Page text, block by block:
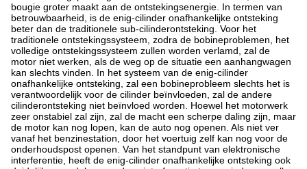
bougie groter maakt aan de ontstekingsenergie. In termen van
betrouwbaarheid, is de enig-cilinder onafhankelijke ontsteking
beter dan de traditionele sub-cilinderontsteking. Voor het
traditionele ontstekingssysteem, zodra de bobineproblemen, het
volledige ontstekingssysteem zullen worden verlamd, zal de
motor niet werken, als de weg op de situatie een aanhangwagen
kan slechts vinden. In het systeem van de enig-cilinder
onafhankelijke ontsteking, zal een bobineprobleem slechts het is
verantwoordelijk voor de cilinder beïnvloeden, zal de andere
cilinderontsteking niet beïnvloed worden. Hoewel het motorwerk
zeer onstabiel zal zijn, zal de macht een scherpe daling zijn, maar
de motor kan nog lopen, kan de auto nog openen. Als niet ver
vanaf het benzinestation, door het voertuig zelf kan nog voor de
onderhoudspost openen. Van het standpunt van elektronische
interferentie, heeft de enig-cilinder onafhankelijke ontsteking ook